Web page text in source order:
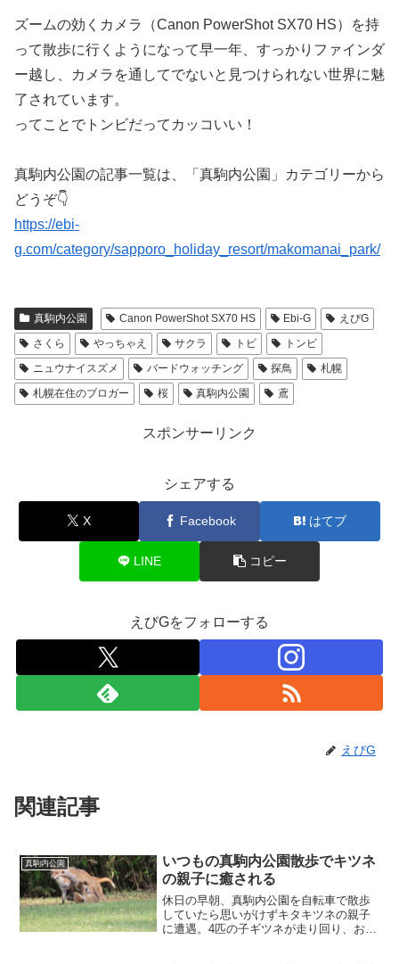
ズームの効くカメラ（Canon PowerShot SX70 HS）を持
って散歩に行くようになって早一年、すっかりファインダ
ー越し、カメラを通してでないと見つけられない世界に魅
了されています。
ってことでトンビだってカッコいい！
真駒内公園の記事一覧は、「真駒内公園」カテゴリーから
どうぞ👇
https://ebi-
g.com/category/sapporo_holiday_resort/makomanai_park/
真駒内公園 Canon PowerShot SX70 HS Ebi-G
えびG
さくら
やっちゃえ サクラ トビ
トンビ
ニュウナイスズメ
バードウォッチング 探鳥
札幌
札幌在住のブロガー
桜 真駒内公園 鳶
スポンサーリンク
シェアする
X Facebook はてブ
LINE コピー
えびGをフォローする
えびG
関連記事
真駒内公園
いつもの真駒内公園散歩でキツネ
の親子に癒される
休日の早朝、真駒内公園を自転車で散歩
していたら思いがけずキタキツネの親子
に遭遇。4匹の子ギツネが走り回り、お母